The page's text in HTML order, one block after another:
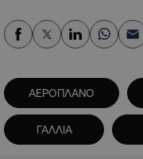
ΑΕΡΟΠΛΑΝΟ
ΓΑΛΛΙΑ